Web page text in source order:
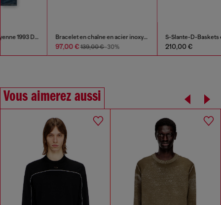
Bracelet en chaîne en acier inoxydable
139,00 €-30%
S-Slante-D-Baskets en daim et cuir avec logo D
210,00 €
Vous aimerez aussi